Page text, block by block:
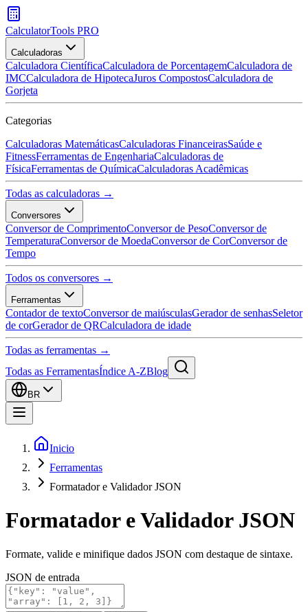
CalculatorTools PRO
Calculadoras
Calculadora CientíficaCalculadora de PorcentagemCalculadora de
IMCCalculadora de HipotecaJuros CompostosCalculadora de
Gorjeta
Categorias
Calculadoras MatemáticasCalculadoras FinanceirasSaúde e
FitnessFerramentas de EngenhariaCalculadoras de
FísicaFerramentas de QuímicaCalculadoras Acadêmicas
Todas as calculadoras →
Conversores
Conversor de ComprimentoConversor de PesoConversor de
TemperaturaConversor de MoedaConversor de CorConversor de
Tempo
Todos os conversores →
Ferramentas
Contador de textoConversor de maiúsculasGerador de senhasSeletor
de corGerador de QRCalculadora de idade
Todas as ferramentas →
Todas as FerramentasÍndice A-ZBlog
BR
Inicio
Ferramentas
Formatador e Validador JSON
Formatador e Validador JSON
Formate, valide e minifique dados JSON com destaque de sintaxe.
JSON de entrada